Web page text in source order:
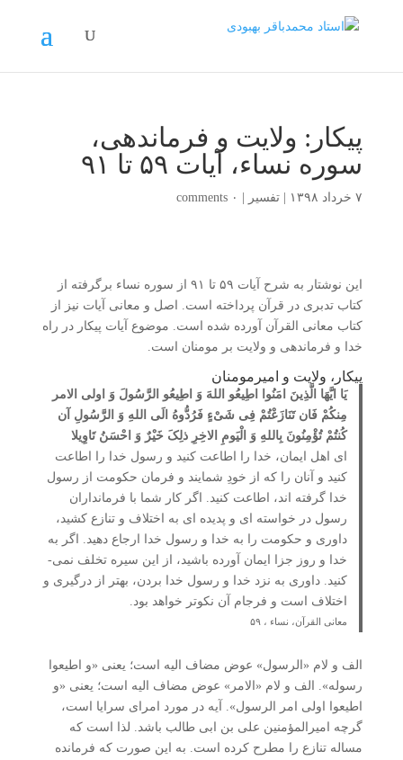
پیکار: ولایت و فرماندهی،
سوره نساء، آیات ۵۹ تا ۹۱
۷ خرداد ۱۳۹۸ تفسیر ۰ comments
این نوشتار به شرح آیات ۵۹ تا ۹۱ از سوره نساء برگرفته از
کتاب تدبری در قرآن پرداخته است. اصل و معانی آیات نیز از
کتاب معانی القرآن آورده شده است. موضوع آیات پیکار در راه
خدا و فرماندهی و ولایت بر مومنان است.
پیکار، ولایت و امیرمومنان
یَا ایَّهَا الَّذِینَ امَنُوا اطِیعُو اللهَ وَ اطِیعُو الرَّسُولَ وَ اولی الامر
مِنکُمْ فَان تَنَازَعْتُمْ فِی شَیْءٍ فَرُدُّوهُ الَی اللهِ وَ الرَّسُولِ آن
کُنتُمْ تُؤْمِنُونَ بِاللهِ وَ الْیَومِ الاخِرِ ذلِکَ خَیْرٌ وَ احْسَنُ تَاوِیلا
ای اهل ایمان، خدا را اطاعت کنید و رسول خدا را اطاعت
کنید و آنان را که از خودِ شمایند و فرمان حکومت از رسول
خدا گرفته­ اند، اطاعت کنید. اگر کار شما با فرمانداران
رسول در خواسته­ ای و پدیده­ ای به اختلاف و تنازع کشید،
داوری و حکومت را به خدا و رسول خدا ارجاع دهید. اگر به
خدا و روز جزا ایمان آورده باشید، از این سیره تخلف نمی­
کنید. داوری به نزد خدا و رسول خدا بردن، بهتر از درگیری و
اختلاف است و فرجام آن نکوتر خواهد بود.
معانی القرآن، نساء ، ۵۹
الف و لام «الرسول» عوض مضاف الیه است؛ یعنی «و اطیعوا
رسوله». الف و لام «الامر» عوض مضاف الیه است؛ یعنی «و
اطیعوا اولی امر الرسول». آیه در مورد امرای سرایا است،
گرچه امیرالمؤمنین علی بن ابی طالب باشد. لذا است که
مساله تنازع را مطرح کرده است. به این صورت که فرمانده